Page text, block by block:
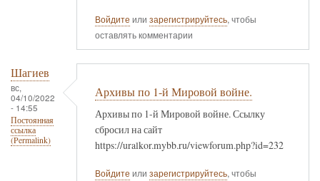
Войдите или зарегистрируйтесь, чтобы
оставлять комментарии
Шагиев
вс,
04/10/2022
- 14:55
Постоянная
ссылка
(Permalink)
Архивы по 1-й Мировой войне.
Архивы по 1-й Мировой войне. Ссылку
сбросил на сайт
https://uralkor.mybb.ru/viewforum.php?id=232
Войдите или зарегистрируйтесь, чтобы